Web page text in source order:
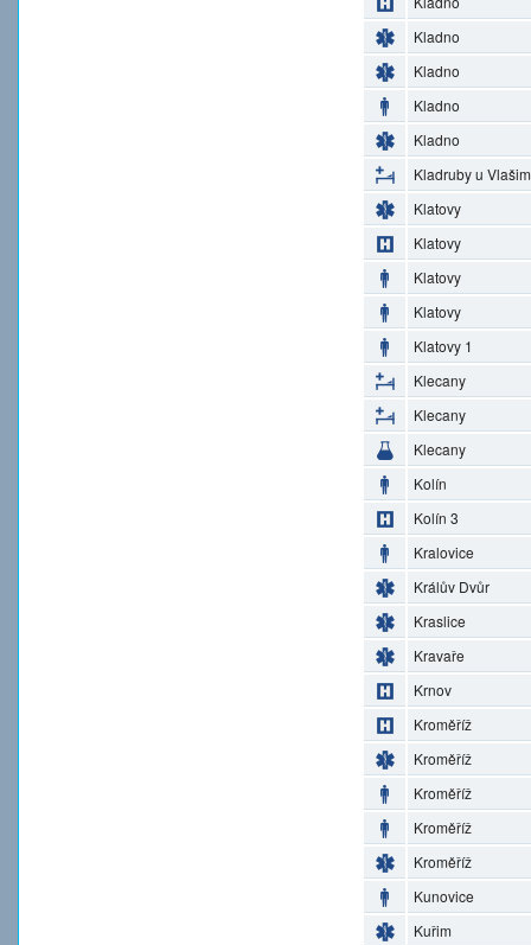
Kladno
Kladno
Kladno
Kladno
Kladruby u
Klatovy
Klatovy
Klatovy
Klatovy
Klatovy 1
Klecany
Klecany
Klecany
Kolín
Kolín 3
Kralovice
Králův Dvůr
Kraslice
Kravaře
Krnov
Kroměříž
Kroměříž
Kroměříž
Kroměříž
Kroměříž
Kunovice
Kuřim